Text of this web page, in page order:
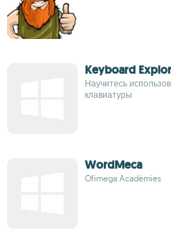
Keyboard
Научитесь
клавиатуры
WordMeca
Ofimega Acadèmies